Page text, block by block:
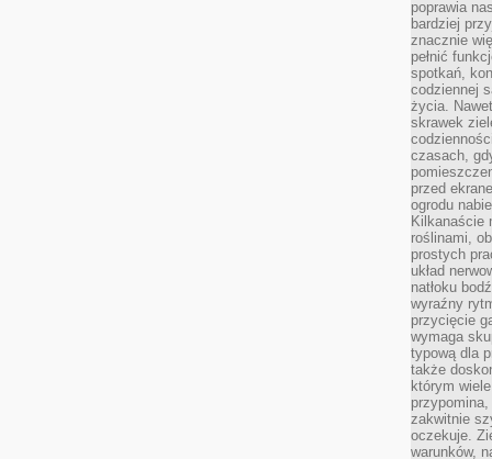
poprawia
bardziej
znacznie
pełnić
spotkań,
codziennej
życia.
skrawek
czasach,
przed
ogrodu
Kilkanaście
roślinami,
prostych
układ
natłoku
wyraźny
przycięcie
wymaga
typową dla
także
którym
zakwitnie
oczekuje.
warunków,